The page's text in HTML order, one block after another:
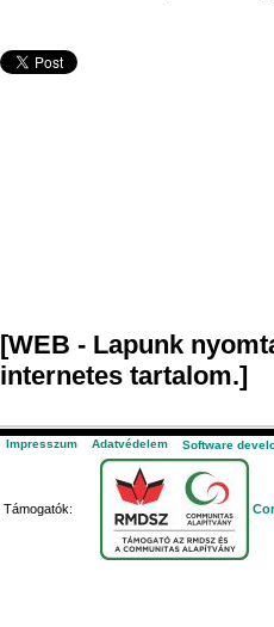
[WEB - Lapunk
internetes tartalom.]
Impresszum Adatvédelem Software
Támogatók: